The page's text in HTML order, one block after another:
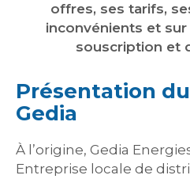
offres, ses tarifs,
inconvénients et
souscription et
Présentation
Gedia
À l’origine, Gedia
Entreprise locale de